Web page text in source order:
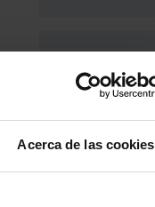
Acerca de las cookies
Pedrezuela
Venturada